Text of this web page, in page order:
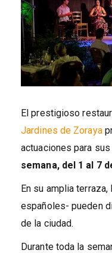
El prestigioso
Jardines de Zoraya
actuaciones para
semana, del 1 al 7
En su amplia
españoles- pueden
de la ciudad.
Durante toda la